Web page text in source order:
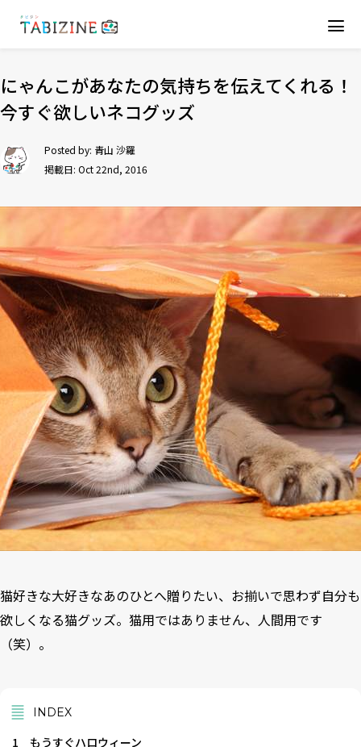
にゃんこがあなたの気持ちを伝えてくれる！
今すぐ欲しいネコグッズ
Posted by: 青山 沙羅
掲載日: Oct 22nd, 2016
猫好きな大好きなあのひとへ贈りたい、お揃いで思わず自分も
欲しくなる猫グッズ。猫用ではありません、人間用です
（笑）。
INDEX
1
もうすぐハロウィーン